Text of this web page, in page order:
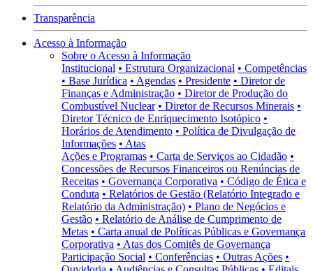
Transparência
Acesso à Informação
Sobre o Acesso à Informação
Institucional • Estrutura Organizacional • Competências
• Base Jurídica • Agendas • Presidente • Diretor de
Finanças e Administração • Diretor de Produção do
Combustível Nuclear • Diretor de Recursos Minerais •
Diretor Técnico de Enriquecimento Isotópico •
Horários de Atendimento • Política de Divulgação de
Informações • Atas
Ações e Programas • Carta de Serviços ao Cidadão •
Concessões de Recursos Financeiros ou Renúncias de
Receitas • Governança Corporativa • Código de Ética e
Conduta • Relatórios de Gestão (Relatório Integrado e
Relatório da Administração) • Plano de Negócios e
Gestão • Relatório de Análise de Cumprimento de
Metas • Carta anual de Políticas Públicas e Governança
Corporativa • Atas dos Comitês de Governança
Participação Social • Conferências • Outras Ações •